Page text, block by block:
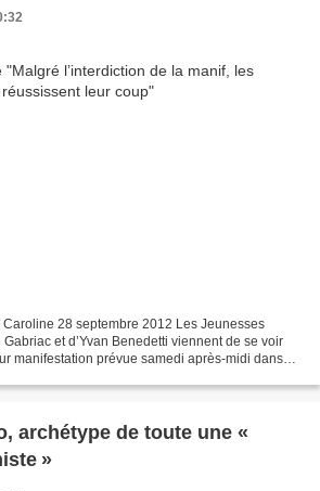
Caroline 28 septembre 2012 Les Jeunesses
et d’Yvan Benedetti viennent de se voir
manifestation prévue samedi après-midi dans
archétype de toute une «
»